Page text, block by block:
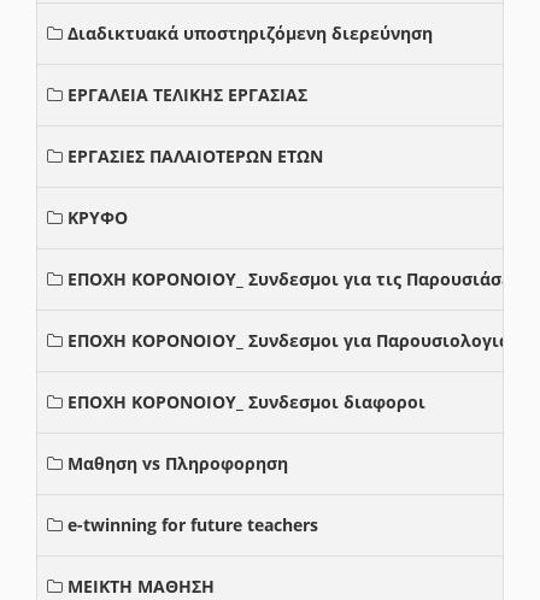
Διαδικτυακά υποστηριζόμενη διερεύνηση
ΕΡΓΑΛΕΙΑ ΤΕΛΙΚΗΣ ΕΡΓΑΣΙΑΣ
ΕΡΓΑΣΙΕΣ ΠΑΛΑΙΟΤΕΡΩΝ ΕΤΩΝ
ΚΡΥΦΟ
ΕΠΟΧΗ ΚΟΡΟΝΟΙΟΥ_ Συνδεσμοι για τις Παρουσιάσεις
ΕΠΟΧΗ ΚΟΡΟΝΟΙΟΥ_ Συνδεσμοι για Παρουσιολογια
ΕΠΟΧΗ ΚΟΡΟΝΟΙΟΥ_ Συνδεσμοι διαφοροι
Μαθηση vs Πληροφορηση
e-twinning for future teachers
ΜΕΙΚΤΗ ΜΑΘΗΣΗ